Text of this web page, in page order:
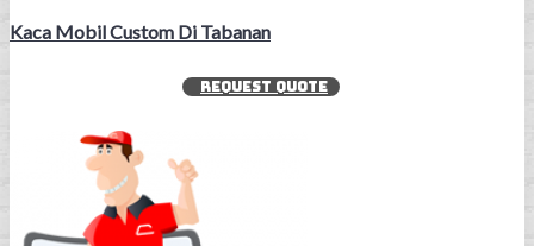
Kaca Mobil Custom Di Tabanan
REQUEST QUOTE